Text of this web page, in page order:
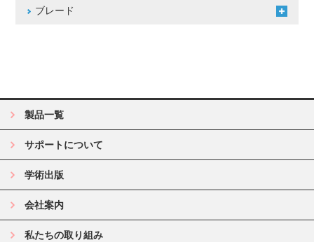
ブレード
製品一覧
サポートについて
学術出版
会社案内
私たちの取り組み